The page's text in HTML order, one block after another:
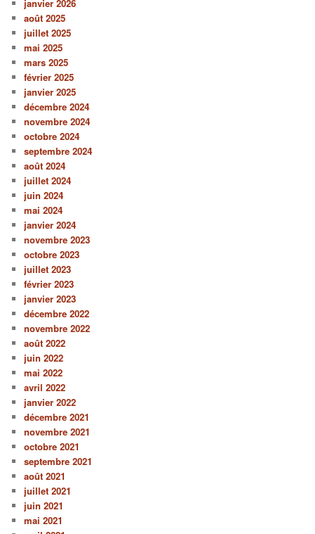
janvier 2026
août 2025
juillet 2025
mai 2025
mars 2025
février 2025
janvier 2025
décembre 2024
novembre 2024
octobre 2024
septembre 2024
août 2024
juillet 2024
juin 2024
mai 2024
janvier 2024
novembre 2023
octobre 2023
juillet 2023
février 2023
janvier 2023
décembre 2022
novembre 2022
août 2022
juin 2022
mai 2022
avril 2022
janvier 2022
décembre 2021
novembre 2021
octobre 2021
septembre 2021
août 2021
juillet 2021
juin 2021
mai 2021